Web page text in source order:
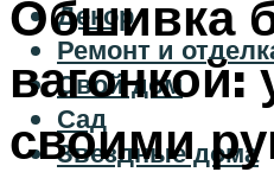
Декор
Ремонт и
Свой дом
Сад
Звездные дома
Обшивка
вагонкой:
своими